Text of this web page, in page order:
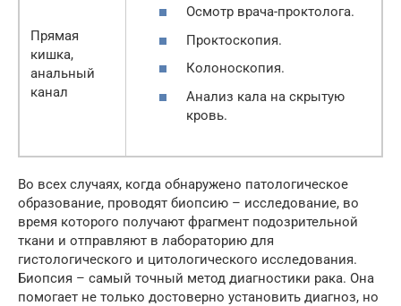
Прямая
кишка,
анальный
канал
Осмотр врача-проктолога.
Проктоскопия.
Колоноскопия.
Анализ кала на скрытую
кровь.
Во всех случаях, когда обнаружено патологическое
образование, проводят биопсию – исследование, во
время которого получают фрагмент подозрительной
ткани и отправляют в лабораторию для
гистологического и цитологического исследования.
Биопсия – самый точный метод диагностики рака. Она
помогает не только достоверно установить диагноз, но